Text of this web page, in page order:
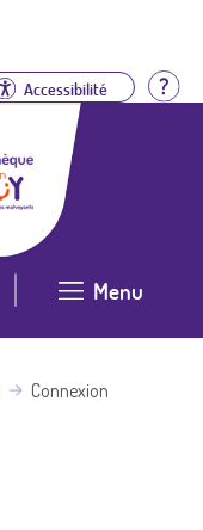
Accessibilité
Menu
Connexion